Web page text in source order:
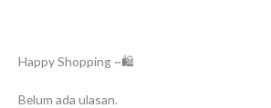
Happy Shopping ~🛍️
Belum ada ulasan.